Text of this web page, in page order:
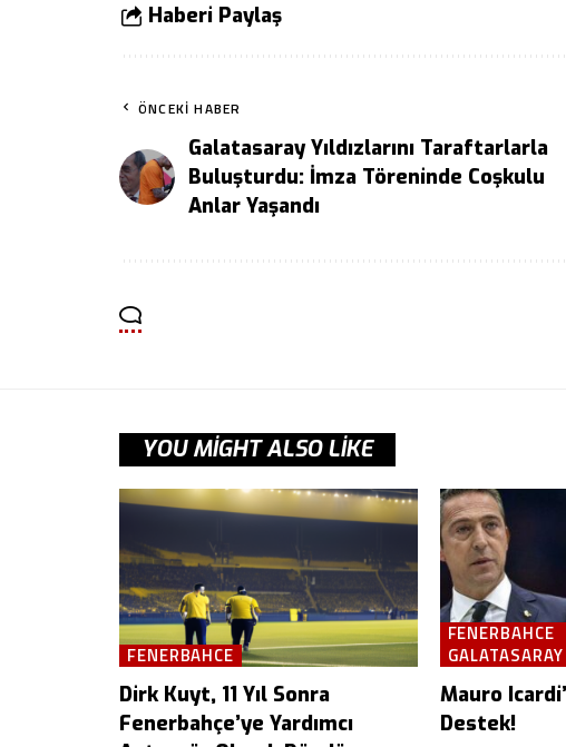
Haberi Paylaş
ÖNCEKI HABER
Galatasaray Yıldızlarını Taraftarlarla
Buluşturdu: İmza Töreninde Coşkulu
Anlar Yaşandı
YOU MIGHT ALSO LIKE
FENERBAHCE
Dirk Kuyt, 11 Yıl Sonra
Fenerbahçe’ye Yardımcı
FENERBAHCE
GALATASARAY
Mauro
Destek!